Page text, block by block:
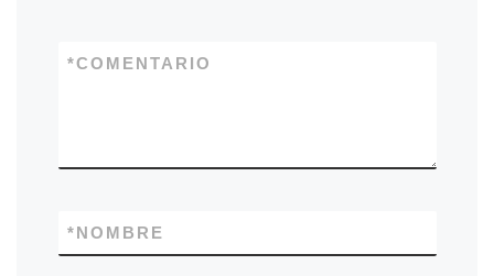
COMENTARIO
*
NOMBRE
*